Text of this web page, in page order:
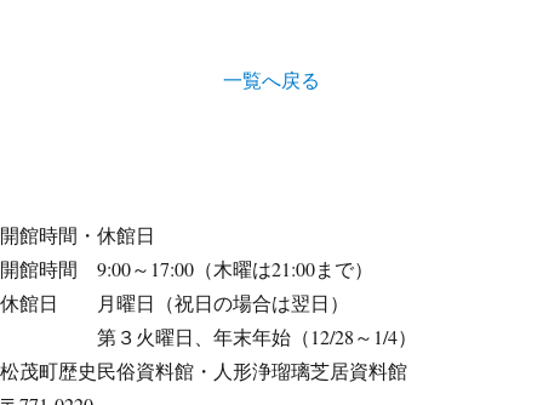
一覧へ戻る
開館時間・休館日
開館時間 9:00～17:00（木曜は21:00まで）
休館日 月曜日（祝日の場合は翌日）
第３火曜日、年末年始（12/28～1/4）
松茂町歴史民俗資料館・人形浄瑠璃芝居資料館